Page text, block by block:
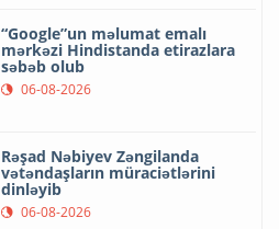
“Google”un məlumat emalı
mərkəzi Hindistanda etirazlara
səbəb olub
06-08-2026
Rəşad Nəbiyev Zəngilanda
vətəndaşların müraciətlərini
dinləyib
06-08-2026